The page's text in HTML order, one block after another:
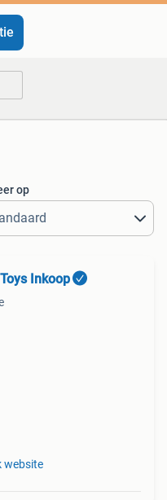
op
Inkoop
website